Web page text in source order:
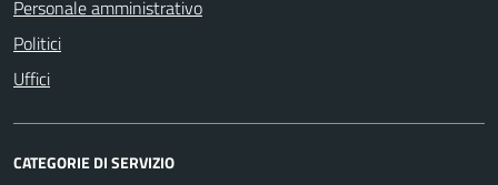
Personale amministrativo
Politici
Uffici
CATEGORIE DI SERVIZIO